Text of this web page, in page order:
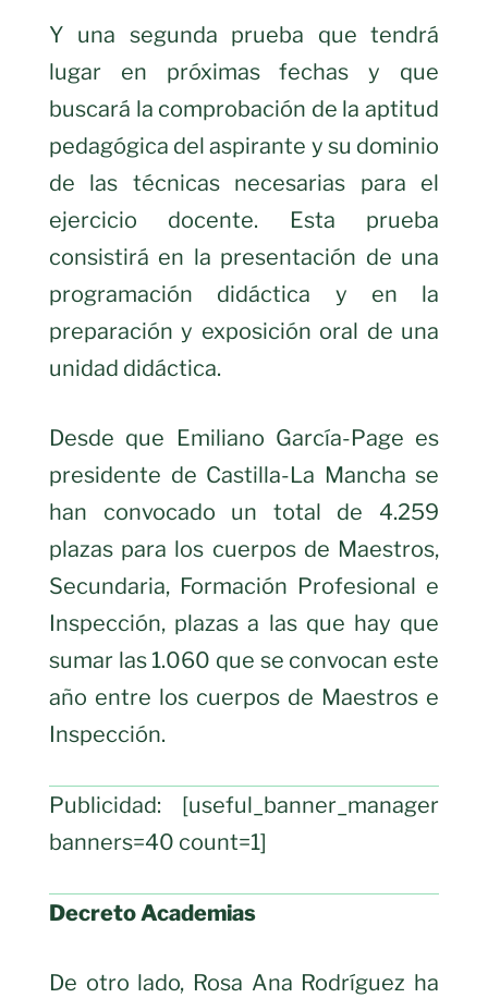
Y una segunda prueba que tendrá
lugar en próximas fechas y que
buscará la comprobación de la aptitud
pedagógica del aspirante y su dominio
de las técnicas necesarias para el
ejercicio docente. Esta prueba
consistirá en la presentación de una
programación didáctica y en la
preparación y exposición oral de una
unidad didáctica.
Desde que Emiliano García-Page es
presidente de Castilla-La Mancha se
han convocado un total de 4.259
plazas para los cuerpos de Maestros,
Secundaria, Formación Profesional e
Inspección, plazas a las que hay que
sumar las 1.060 que se convocan este
año entre los cuerpos de Maestros e
Inspección.
Publicidad: [useful_banner_manager
banners=40 count=1]
Decreto Academias
De otro lado, Rosa Ana Rodríguez ha